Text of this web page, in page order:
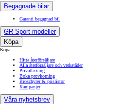
Begagnade bilar
Garanti begagnad bil
GR Sport-modeller
Köpa
Köpa
Hitta återförsäljare
Alla återförsäljare och verkstäder
Privatleasing
Boka provkörning
Broschyrer & prislistor
Kampanjer
Våra nyhetsbrev